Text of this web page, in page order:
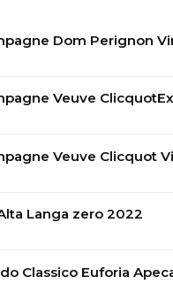
Dom Perignon
Veuve
Veuve Clicquot
Langa zero 2022
Classico Euforia